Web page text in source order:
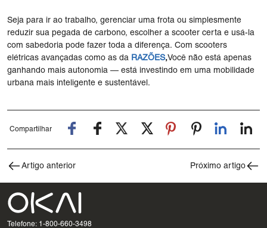
Seja para ir ao trabalho, gerenciar uma frota ou simplesmente
reduzir sua pegada de carbono, escolher a scooter certa e usá-la
com sabedoria pode fazer toda a diferença. Com scooters
elétricas avançadas como as da RAZÕES,Você não está apenas
ganhando mais autonomia — está investindo em uma mobilidade
urbana mais inteligente e sustentável.
Compartilhar
Artigo anterior Próximo artigo
Telefone: 1-800-660-3498